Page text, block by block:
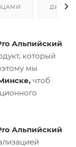
Альпийский
который
мы
чтоб
Альпийский